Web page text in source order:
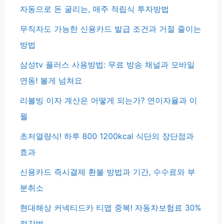
자동으로 돈 굴리는, 매주 적립식 투자방법
무직자도 가능한 신용카드 발급 조건과 거절 줄이는
방법
삼성tv 플러스 사용방법: 무료 방송 채널과 모바일
연동! 볼게 넘쳐요
리볼빙 이자 계산은 어떻게 되는가? 연이자율과 이
월
초저열량식! 하루 800 1200kcal 식단의 장단점과
효과
신용카드 즉시결제 환불 방법과 기간, 수수료와 부
분취소
현대해상 커넥티드카 티맵 중복! 자동차보험료 30%